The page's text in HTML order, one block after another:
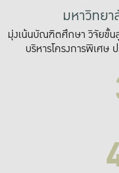
มหาวิทย
มุ่งเน้นบัณฑิตศึกษา วิจัยขั้น
บริหารโครงการพิเศษ